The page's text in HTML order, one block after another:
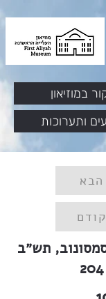
ותערוכות
במוזיאון
תש״ב